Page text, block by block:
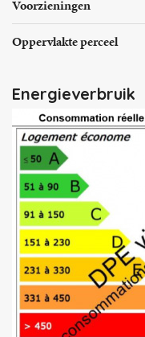
Voorzieningen
Oppervlakte perceel
Energieverbruik